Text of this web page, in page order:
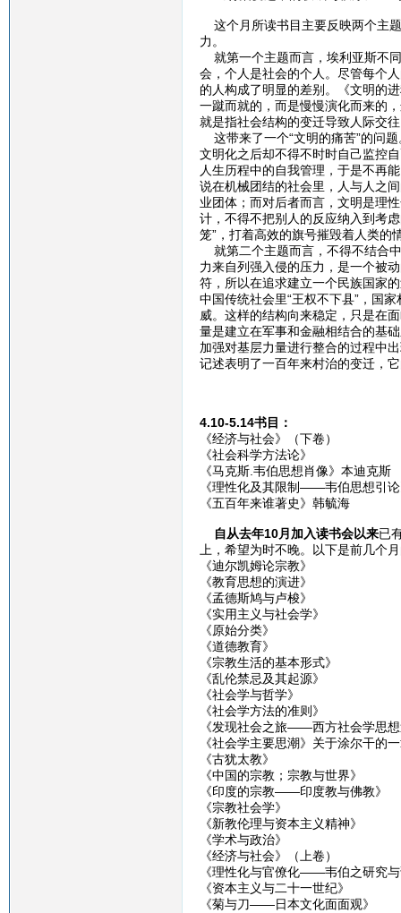
这个月所读书目主要反映两个主
力。
就第一个主题而言，埃利亚斯不
会，个人是社会的个人。尽管每个
的人构成了明显的差别。《文明的
一蹴而就的，而是慢慢演化而来的
就是指社会结构的变迁导致人际交
这带来了一个“文明的痛苦”的问
文明化之后却不得不时时自己监控
人生历程中的自我管理，于是不再
说在机械团结的社会里，人与人之
业团体；而对后者而言，文明是理
计，不得不把别人的反应纳入到考
笼”，打着高效的旗号摧毁着人类的
就第二个主题而言，不得不结合
力来自列强入侵的压力，是一个被
符，所以在追求建立一个民族国家
中国传统社会里“王权不下县”，国
威。这样的结构向来稳定，只是在
量是建立在军事和金融相结合的基
加强对基层力量进行整合的过程中
记述表明了一百年来村治的变迁，
4.10-5.14书目：
《经济与社会》（下卷）
《社会科学方法论》
《马克斯.韦伯思想肖像》本迪克斯
《理性化及其限制——韦伯思想引
《五百年来谁著史》韩毓海
自从去年10月加入读书会以来已
上，希望为时不晚。以下是前几个
《迪尔凯姆论宗教》
《教育思想的演进》
《孟德斯鸠与卢梭》
《实用主义与社会学》
《原始分类》
《道德教育》
《宗教生活的基本形式》
《乱伦禁忌及其起源》
《社会学与哲学》
《社会学方法的准则》
《发现社会之旅——西方社会学思
《社会学主要思潮》关于涂尔干的
《古犹太教》
《中国的宗教；宗教与世界》
《印度的宗教——印度教与佛教》
《宗教社会学》
《新教伦理与资本主义精神》
《学术与政治》
《经济与社会》（上卷）
《理性化与官僚化——韦伯之研究
《资本主义与二十一世纪》
《菊与刀——日本文化面面观》